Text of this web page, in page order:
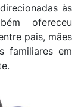
às
ofereceu
pais, mães
familiares em